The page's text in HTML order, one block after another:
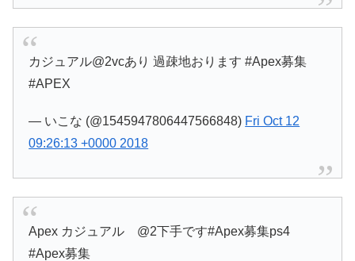
カジュアル@2vcあり 過疎地おります #Apex募集
#APEX
— いこな (@1545947806447566848) Fri Oct 12
09:26:13 +0000 2018
Apex カジュアル @2下手です#Apex募集ps4
#Apex募集